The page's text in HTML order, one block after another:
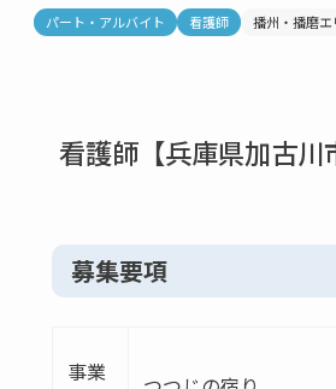
パート・アルバイト 看護師 播州・播磨エ
看護師【兵庫県加古川
募集要項
事業